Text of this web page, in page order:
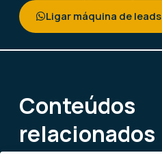
Ligar máquina de leads
Conteúdos
relacionados